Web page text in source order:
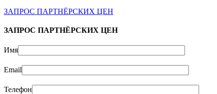
ЗАПРОС ПАРТНЁРСКИХ ЦЕН
ЗАПРОС ПАРТНЁРСКИХ ЦЕН
Имя
Email
Телефон